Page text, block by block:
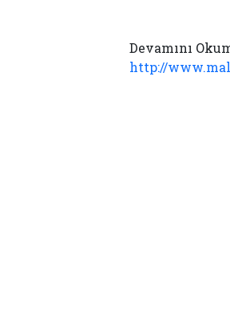
Devamını
http://